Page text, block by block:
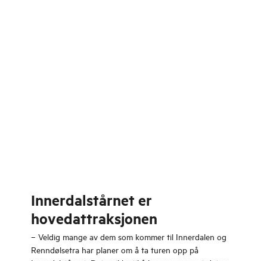
Innerdalstårnet er
hovedattraksjonen
– Veldig mange av dem som kommer til Innerdalen og
Renndølsetra har planer om å ta turen opp på